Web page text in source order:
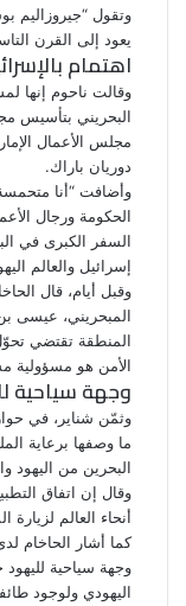
وتقول “جيروزاليم
يعود إلى القرن
اهتمام
وقالت ناحوم إنها
البحريني بتأسيس
مجلس الأعمال
دوريان باراك.
وأضافت “أنا
الحكومة ورجال
السفر الكبرى في
إسرائيل والعالم
وقبل أيام، قال
المبحريني، عيسى
المنطقة تقتضي
الأمن هو مسؤولية
وجهة سياحية
وثمّن شناير، في حوار
ما وصفها برعاية
البحرين من اليهود
وقال إن اتفاق
أنحاء العالم لزيارة
كما أشار الحاخام
وجهة سياحية لليهود
اليهودي ولوجود